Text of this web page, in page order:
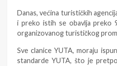
Danas, većina turističkih
i preko istih se obavlja preko
organizovanog turističkog
Sve clanice YUTA, moraju
standarde YUTA, što je